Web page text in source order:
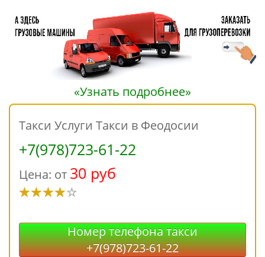
«Узнать подробнее»
Такси Услуги Такси в Феодосии
+7(978)723-61-22
Цена: от 30 руб
Номер телефона такси
+7(978)723-61-22